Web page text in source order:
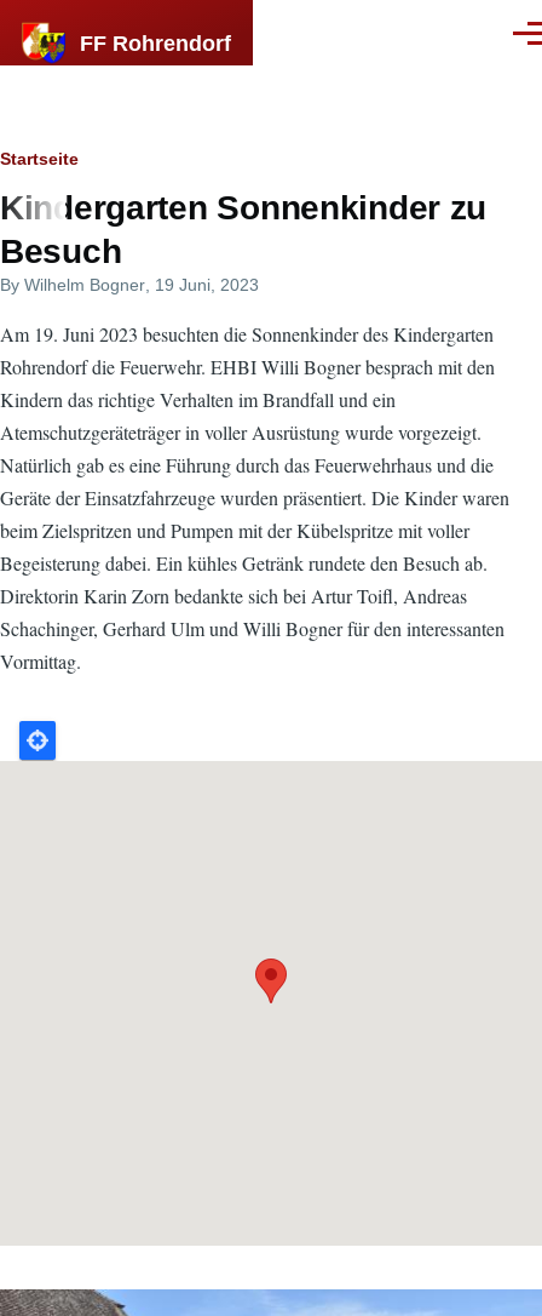
FF Rohrendorf
Breadcrumb
Startseite
Kindergarten Sonnenkinder zu
Besuch
By Wilhelm Bogner , 19 Juni, 2023
Am 19. Juni 2023 besuchten die Sonnenkinder des Kindergarten
Rohrendorf die Feuerwehr. EHBI Willi Bogner besprach mit den
Kindern das richtige Verhalten im Brandfall und ein
Atemschutzgeräteträger in voller Ausrüstung wurde vorgezeigt.
Natürlich gab es eine Führung durch das Feuerwehrhaus und die
Geräte der Einsatzfahrzeuge wurden präsentiert. Die Kinder waren
beim Zielspritzen und Pumpen mit der Kübelspritze mit voller
Begeisterung dabei. Ein kühles Getränk rundete den Besuch ab.
Direktorin Karin Zorn bedankte sich bei Artur Toifl, Andreas
Schachinger, Gerhard Ulm und Willi Bogner für den interessanten
Vormittag.